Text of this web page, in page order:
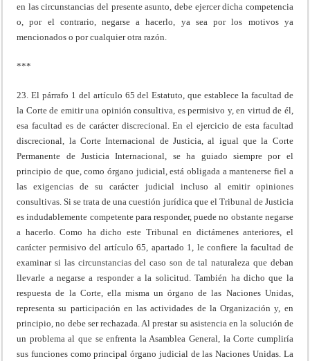
en las circunstancias del presente asunto, debe ejercer dicha competencia
o, por el contrario, negarse a hacerlo, ya sea por los motivos ya
mencionados o por cualquier otra razón.
***
23. El párrafo 1 del artículo 65 del Estatuto, que establece la facultad de
la Corte de emitir una opinión consultiva, es permisivo y, en virtud de él,
esa facultad es de carácter discrecional. En el ejercicio de esta facultad
discrecional, la Corte Internacional de Justicia, al igual que la Corte
Permanente de Justicia Internacional, se ha guiado siempre por el
principio de que, como órgano judicial, está obligada a mantenerse fiel a
las exigencias de su carácter judicial incluso al emitir opiniones
consultivas. Si se trata de una cuestión jurídica que el Tribunal de Justicia
es indudablemente competente para responder, puede no obstante negarse
a hacerlo. Como ha dicho este Tribunal en dictámenes anteriores, el
carácter permisivo del artículo 65, apartado 1, le confiere la facultad de
examinar si las circunstancias del caso son de tal naturaleza que deban
llevarle a negarse a responder a la solicitud. También ha dicho que la
respuesta de la Corte, ella misma un órgano de las Naciones Unidas,
representa su participación en las actividades de la Organización y, en
principio, no debe ser rechazada. Al prestar su asistencia en la solución de
un problema al que se enfrenta la Asamblea General, la Corte cumpliría
sus funciones como principal órgano judicial de las Naciones Unidas. La